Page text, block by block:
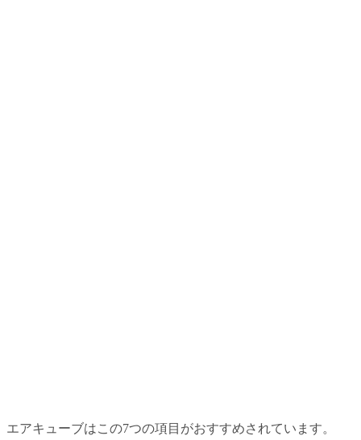
エアキューブはこの7つの項目がおすすめされています。